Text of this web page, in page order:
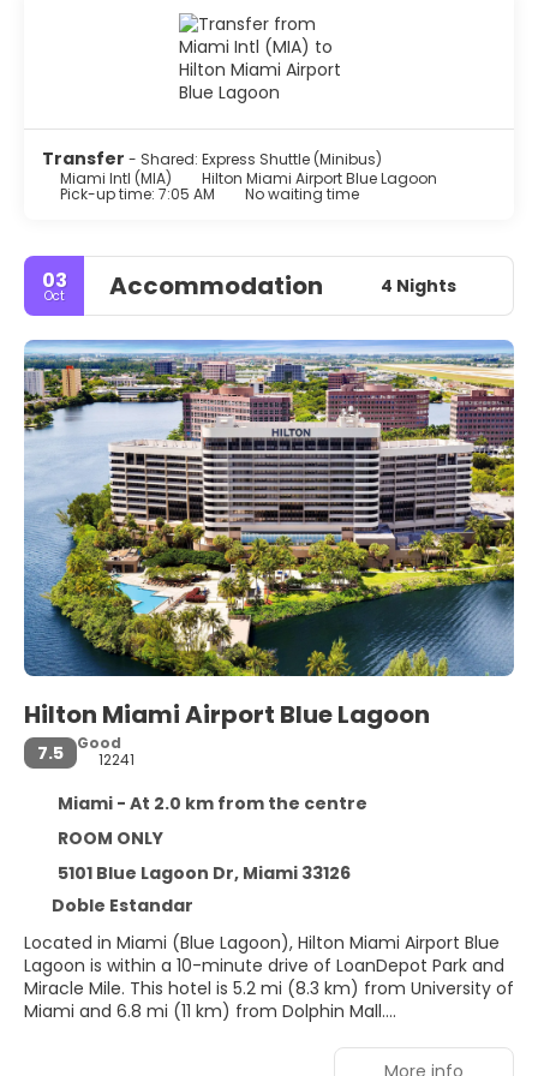
Transfer - Shared: Express Shuttle (Minibus)
Miami Intl (MIA)
Hilton Miami Airport Blue Lagoon
Pick-up time: 7:05 AM No waiting time
03
Oct Accommodation 4 Nights
Hilton Miami Airport Blue Lagoon
7.5
Good
12241
Miami - At 2.0 km from the centre
ROOM ONLY
5101 Blue Lagoon Dr, Miami 33126
Doble Estandar
Located in Miami (Blue Lagoon), Hilton Miami Airport Blue
Lagoon is within a 10-minute drive of LoanDepot Park and
Miracle Mile. This hotel is 5.2 mi (8.3 km) from University of
Miami and 6.8 mi (11 km) from Dolphin Mall.
Be sure to enjoy recreational amenities, including an
More info